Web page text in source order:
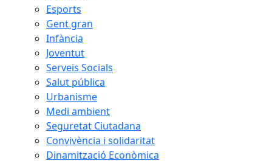
Esports
Gent gran
Infància
Joventut
Serveis Socials
Salut pública
Urbanisme
Medi ambient
Seguretat Ciutadana
Convivència i solidaritat
Dinamització Econòmica